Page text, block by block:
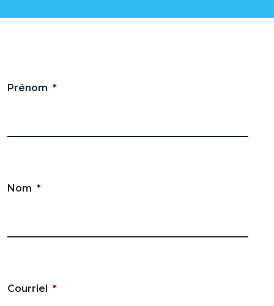
Prénom *
Nom *
Courriel *